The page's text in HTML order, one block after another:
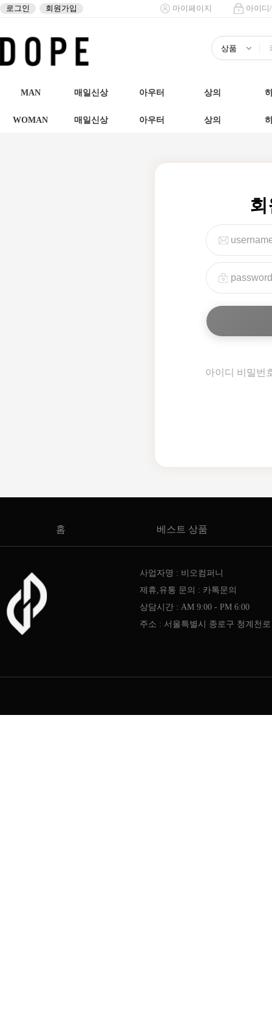
로그인 회원가입 마이페이지 아이디
MAN 매일신상 아우터 상의
WOMAN 매일신상 아우터 상의
아이디 비밀번
홈 베스트 상품
사업자명 : 비오컴퍼니
제휴,유통 문의 : 카톡문의
상담시간 : AM 9:00 - PM 6:00
주소 : 서울특별시 종로구 청계천로